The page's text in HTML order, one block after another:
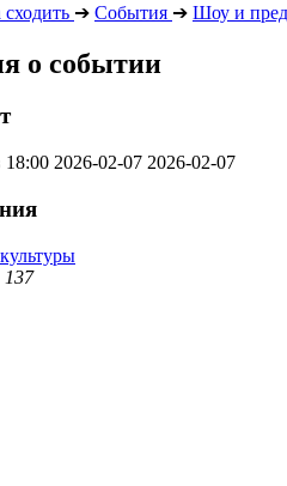
➔ События ➔ Шоу и
о событии
18:00 2026-02-07 2026-02-07